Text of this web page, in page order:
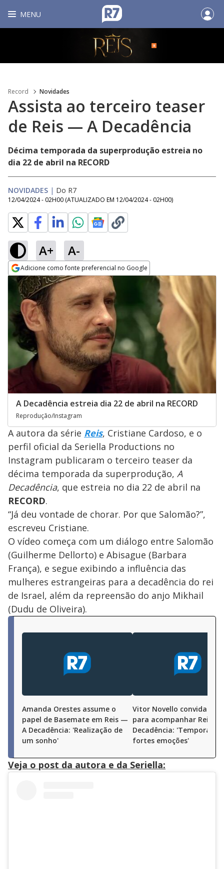
MENU
Record Novidades
Assista ao terceiro teaser
de Reis — A Decadência
Décima temporada da superprodução estreia no
dia 22 de abril na RECORD
NOVIDADES | Do R7
12/04/2024 - 02H00 (ATUALIZADO EM 12/04/2024 - 02H00)
A+ A-
Adicione como fonte preferencial no Google
Opens in new window
A Decadência estreia dia 22 de abril na RECORD
Reprodução/Instagram
A autora da série Reis, Cristiane Cardoso, e o
perfil oficial da Seriella Productions no
Instagram publicaram o terceiro teaser da
décima temporada da superprodução, A
Decadência, que estreia no dia 22 de abril na
RECORD.
“Já deu vontade de chorar. Por que Salomão?”,
escreveu Cristiane.
O vídeo começa com um diálogo entre Salomão
(Guilherme Dellorto) e Abisague (Barbara
França), e segue exibindo a influência das
mulheres estrangeiras para a decadência do rei
de Israel, além da repreensão do anjo Mikhail
(Dudu de Oliveira).
Amanda Orestes assume o
papel de Basemate em Reis —
A Decadência: 'Realização de
um sonho'
Vitor Novello convida o
para acompanhar Reis —
Decadência: 'Temporada
fortes emoções'
Veja o post da autora e da Seriella: